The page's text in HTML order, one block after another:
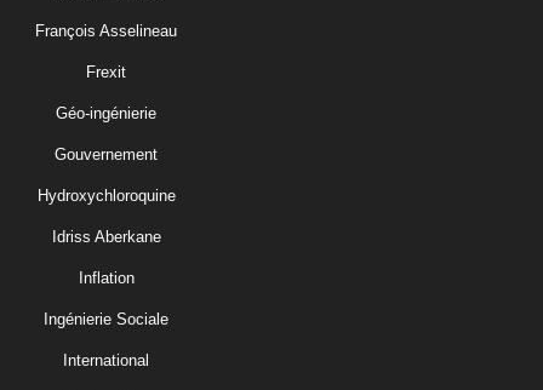
François Asselineau
Frexit
Géo-ingénierie
Gouvernement
Hydroxychloroquine
Idriss Aberkane
Inflation
Ingénierie Sociale
International